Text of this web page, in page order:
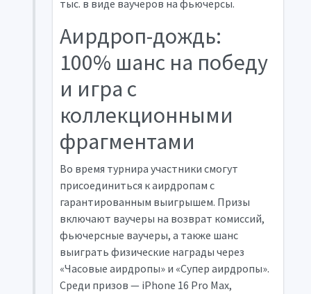
тыс. в виде ваучеров на фьючерсы.
Аирдроп-дождь:
100% шанс на победу
и игра с
коллекционными
фрагментами
Во время турнира участники смогут
присоединиться к аирдропам с
гарантированным выигрышем. Призы
включают ваучеры на возврат комиссий,
фьючерсные ваучеры, а также шанс
выиграть физические награды через
«Часовые аирдропы» и «Супер аирдропы».
Среди призов — iPhone 16 Pro Max,